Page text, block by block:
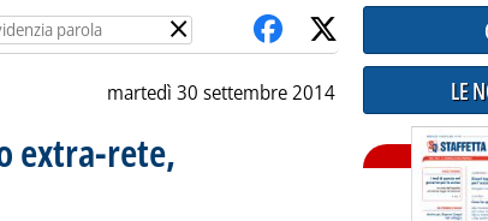
×
martedì 30 settembre 2014
extra-rete,
LE